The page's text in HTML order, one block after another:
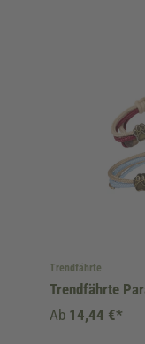
Trendfährte
Trendfährte
Ab 14,44 €*